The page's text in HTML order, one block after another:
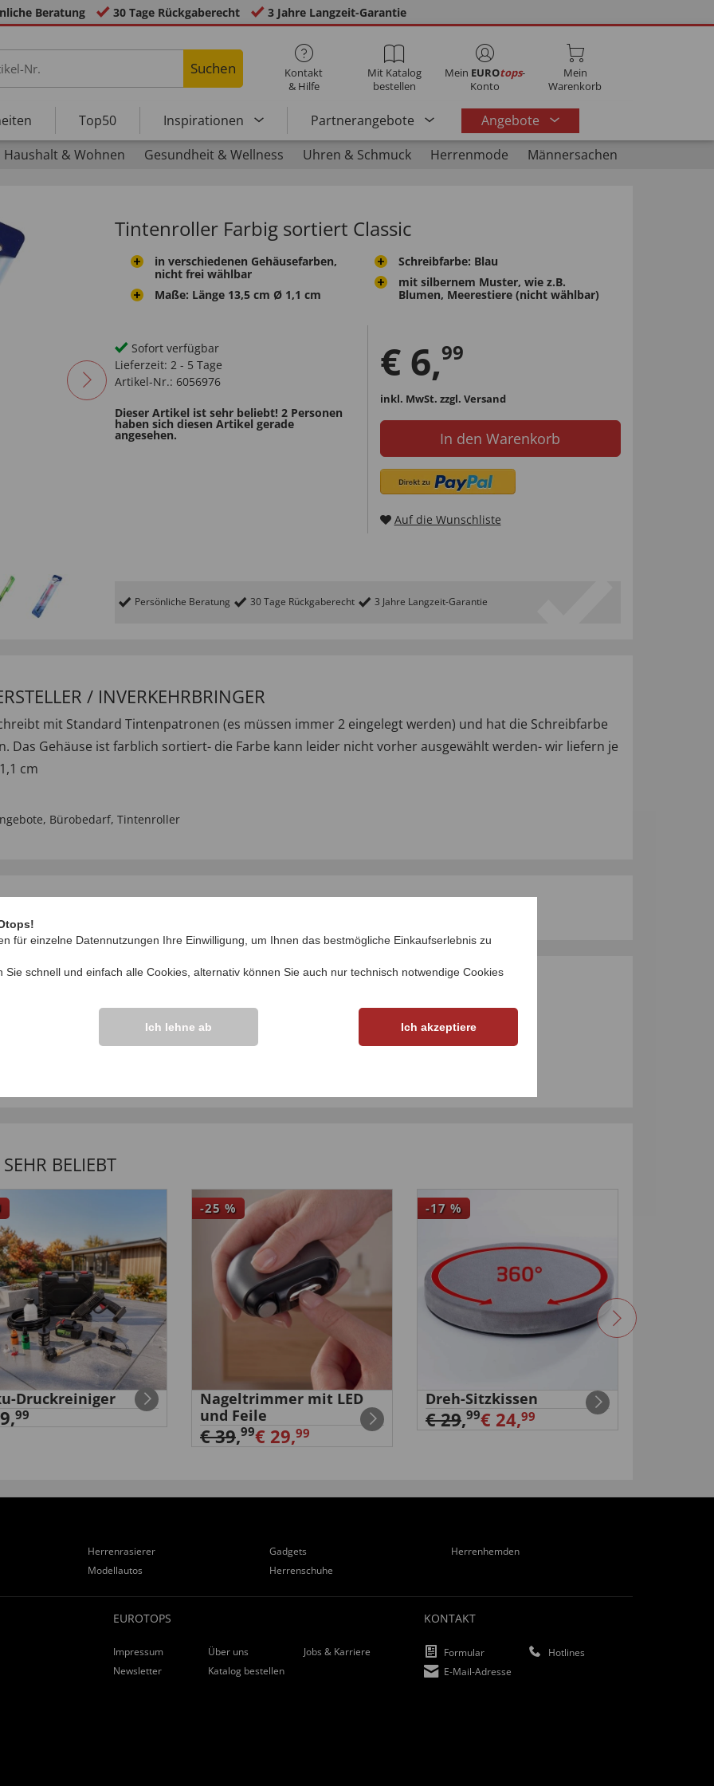
Beratung 30 Tage Rückgaberecht 3 Jahre Langzeit-Garantie
Suchen
Kontakt
& Hilfe
Mit Katalog
bestellen
Mein EUROtops-
Konto
Mein
Warenkorb
Top50 Inspirationen Partnerangebote
Angebote
Haushalt & Wohnen Gesundheit & Wellness Uhren & Schmuck Herrenmode Männersachen
Tintenroller Farbig sortiert Classic
in verschiedenen Gehäusefarben,
nicht frei wählbar
Maße: Länge 13,5 cm Ø 1,1 cm
Schreibfarbe: Blau
mit silbernem Muster, wie z.B.
Blumen, Meerestiere (nicht wählbar)
Sofort verfügbar
Lieferzeit: 2 - 5 Tage
Artikel-Nr.: 6056976
Dieser Artikel ist sehr beliebt! 2 Personen
haben sich diesen Artikel gerade
angesehen.
€ 6,99
inkl. MwSt. zzgl. Versand
In den Warenkorb
Auf die Wunschliste
Persönliche Beratung 30 Tage Rückgaberecht 3 Jahre Langzeit-Garantie
/ INVERKEHRBRINGER
mit Standard Tintenpatronen (es müssen immer 2 eingelegt werden) und hat die Schreibfarbe
Das Gehäuse ist farblich sortiert- die Farbe kann leider nicht vorher ausgewählt werden- wir liefern je
cm
, Bürobedarf, Tintenroller
vor. Frage stellen
BELIEBT
Druckreiniger
99
-25 %
Nageltrimmer mit LED
und Feile
€ 39,99€ 29,99
-17 %
Dreh-Sitzkissen
€ 29,99€ 24,99
Herrenrasierer Gadgets
Herrenhemden
Modellautos Herrenschuhe
EUROTOPS
Impressum Über uns
Jobs & Karriere
Newsletter
Katalog bestellen
KONTAKT
Formular
Hotlines
E-Mail-Adresse
für einzelne Datennutzungen Ihre Einwilligung, um Ihnen das bestmögliche Einkaufserlebnis zu
Sie schnell und einfach alle Cookies, alternativ können Sie auch nur technisch notwendige Cookies
Ich lehne ab Ich akzeptiere